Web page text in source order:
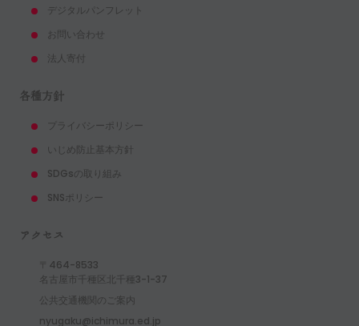
デジタルパンフレット
お問い合わせ
法人寄付
各種方針
プライバシーポリシー
いじめ防止基本方針
SDGsの取り組み
SNSポリシー
アクセス
〒464-8533
名古屋市千種区北千種3-1-37
公共交通機関のご案内
nyugaku@ichimura.ed.jp